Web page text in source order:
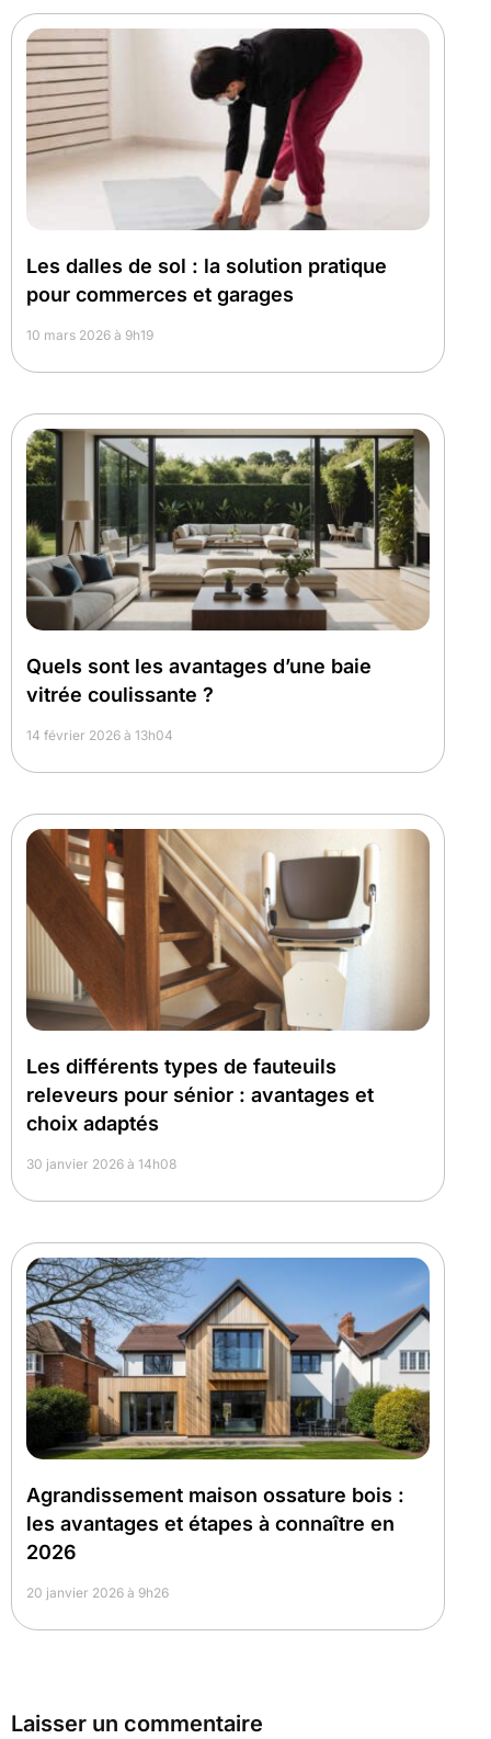
Les dalles de sol : la solution pratique
pour commerces et garages
10 mars 2026 à 9h19
Quels sont les avantages d’une baie
vitrée coulissante ?
14 février 2026 à 13h04
Les différents types de fauteuils
releveurs pour sénior : avantages et
choix adaptés
30 janvier 2026 à 14h08
Agrandissement maison ossature bois :
les avantages et étapes à connaître en
2026
20 janvier 2026 à 9h26
Laisser un commentaire